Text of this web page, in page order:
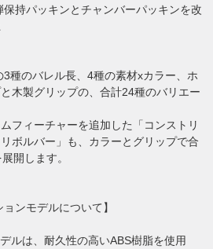
保持パッキンとチャンバーパッキンを改
種のバレル長、4種の素材xカラー、ホ
木製グリップの、合計24種のバリエー
フィーチャーを追加した「コンストリ
ボルバー」も、カラーとグリップで合
開します。
ンモデルについて】
ルは、耐久性の高いABS樹脂を使用